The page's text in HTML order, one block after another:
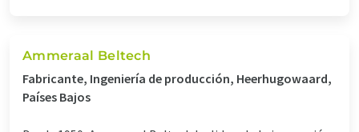
Ammeraal Beltech
Fabricante, Ingeniería de producción, Heerhugowaard,
Países Bajos